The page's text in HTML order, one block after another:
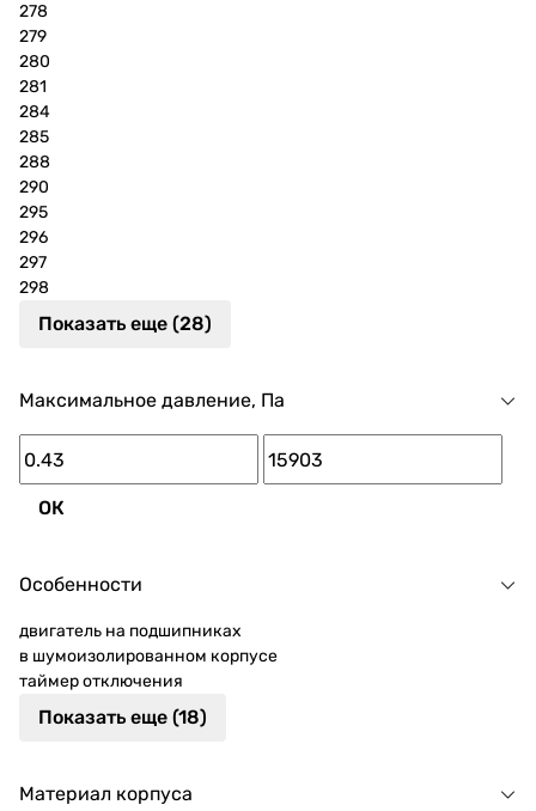
278
279
280
281
284
285
288
290
295
296
297
298
Показать еще (28)
Максимальное давление, Па
ОК
Особенности
двигатель на подшипниках
в шумоизолированном корпусе
таймер отключения
Показать еще (18)
Материал корпуса